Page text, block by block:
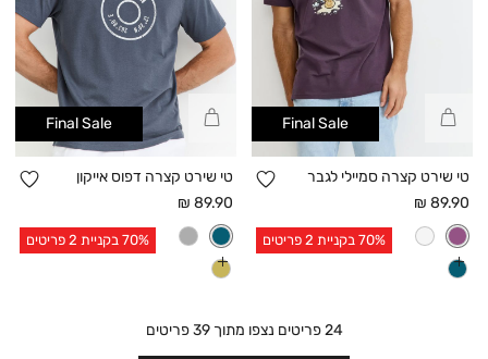
Final Sale
קנייה
מהירה
טי שירט קצרה סמיילי לגבר
הוספה
למועדפים
מחיר
אחרי
הנחה
89.90 ₪
עוד
70% בקניית 2 פריטים
Final Sale
קנייה
מהירה
טי שירט קצרה דפוס אייקון
מחיר
אחרי
הנחה
89.90 ₪
עוד
70% בקניית 2 פריטים
24פריטים נצפו מתוך39פריטים